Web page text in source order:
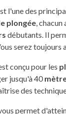
l'une des
plongée ,
débutants. Il
serez
conçu pour les
jusqu'à 40
des
permet